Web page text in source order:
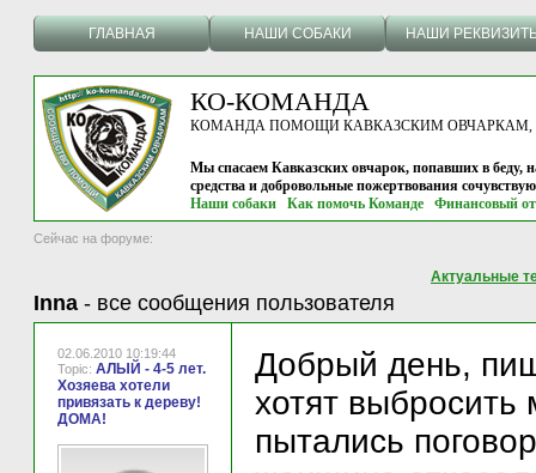
ГЛАВНАЯ НАШИ СОБАКИ НАШИ
КО-КОМАНДА
КОМАНДА ПОМОЩИ КАВКАЗСКИМ ОВЧАРКАМ, г.
Мы спасаем Кавказских овчарок, попавших в беду,
средства и добровольные пожертвования
Наши собаки
Как помочь Команде Финансовый
Сейчас на форуме:
Актуальные
Inna - все сообщения пользователя
02.06.2010 10:19:44
Topic: АЛЫЙ - 4-5 лет.
Хозяева хотели
привязать к дереву!
ДОМА!
Добрый день,
хотят выбросить
пытались